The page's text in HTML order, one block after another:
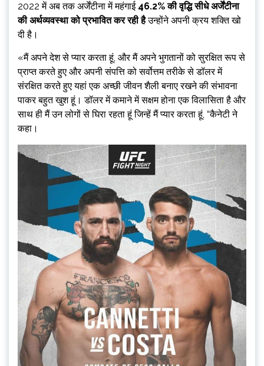
2022 में अब तक अर्जेंटीना में महंगाई 46.2% की वृद्धि सीधे अर्जेंटीना
की अर्थव्यवस्था को प्रभावित कर रही हैउन्होंने अपनी क्रय शक्ति खो
दी है।
«मैं अपने देश से प्यार करता हूं, और मैं अपने भुगतानों को सुरक्षित रूप से
प्राप्त करते हुए और अपनी संपत्ति को सर्वोत्तम तरीके से डॉलर में
संरक्षित करते हुए यहां एक अच्छी जीवन शैली बनाए रखने की संभावना
पाकर बहुत खुश हूं। डॉलर में कमाने में सक्षम होना एक विलासिता है और
साथ ही मैं उन लोगों से घिरा रहता हूं जिन्हें मैं प्यार करता हूं, “कैनेटी ने
कहा।